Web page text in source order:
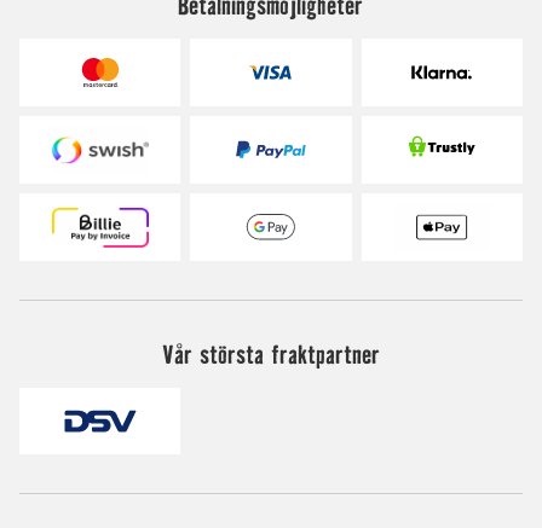
Vår största fraktpartner